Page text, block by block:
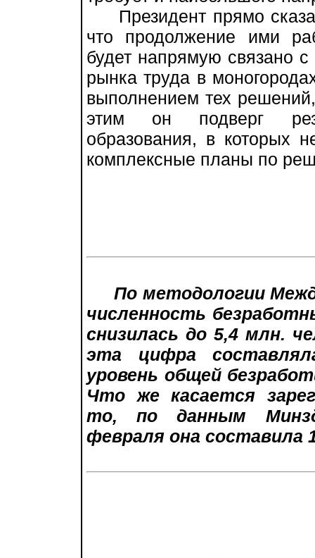
Президент прямо
что продолжение ими
будет напрямую связано
рынка труда в
выполнением тех
этим он подверг
образования, в которых
комплексные планы по
По методологии
численность
снизилась до 5,4 млн.
эта цифра
уровень общей
Что же касается
то, по данным
февраля она составила